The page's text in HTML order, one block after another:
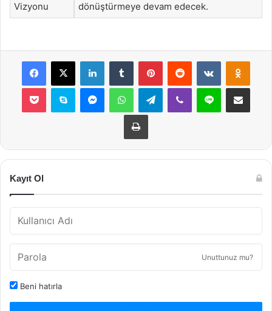
Vizyonu
dönüştürmeye devam edecek.
Facebook
X LinkedInTumblr PinterestReddit VKontakte
Pocket Skype MessengerWhatsAppTelegramViber Line E-Posta ile
Yazdır
Kayıt Ol
Unuttunuz mu?
Beni hatırla